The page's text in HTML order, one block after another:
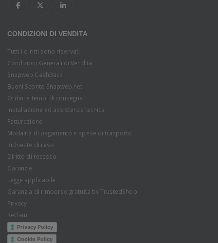
CONDIZIONI DI VENDITA
Tutti i diritti sono riservati
Condizioni Generali di Vendita
Snapweb CashBack
Buoni Sconto Snapweb.net
Ordini e tempi di consegna
Installazione ed assistenza tecnica
Fatturazione
Modalità di pagamento e spese di trasporto
Richieste di reso
Diritto di recesso
Garanzie
Legge applicabile
Garanzia di rimborso gratuita by TrustedShop
Privacy
Reclami
Privacy Policy
Cookie Policy